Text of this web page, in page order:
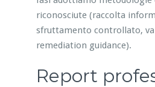
riconosciute (raccolta
sfruttamento controllato,
remediation guidance).
Report